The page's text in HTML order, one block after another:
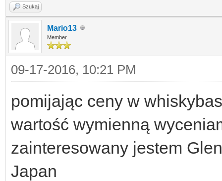
Szukaj
Mario13
Member
09-17-2016, 10:21 PM
pomijając ceny w
wartość wymienną
zainteresowany jestem
Japan